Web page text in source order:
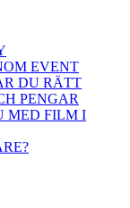
EVENT
DU RÄTT
PENGAR
MED FILM I